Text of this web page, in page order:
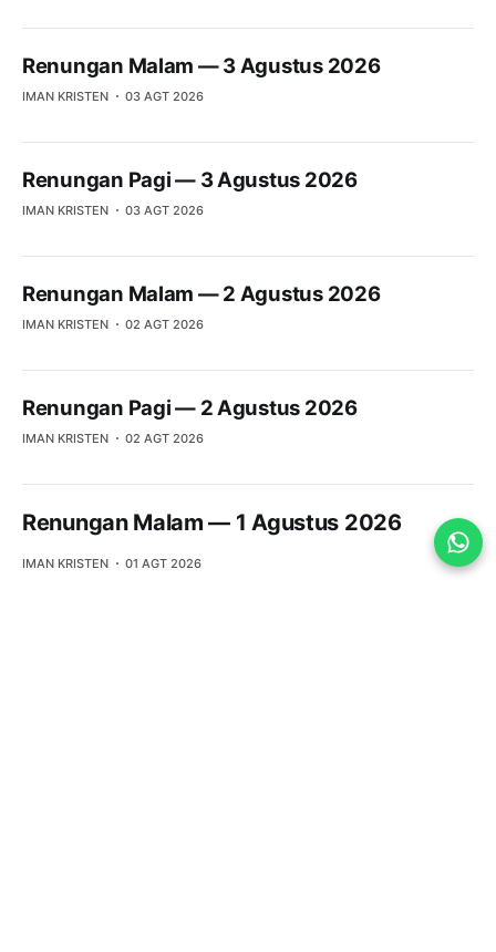
Renungan Malam — 3 Agustus 2026
IMAN KRISTEN 03 AGT 2026
Renungan Pagi — 3 Agustus 2026
IMAN KRISTEN 03 AGT 2026
Renungan Malam — 2 Agustus 2026
IMAN KRISTEN 02 AGT 2026
Renungan Pagi — 2 Agustus 2026
IMAN KRISTEN 02 AGT 2026
Renungan Malam — 1 Agustus 2026
IMAN KRISTEN 01 AGT 2026